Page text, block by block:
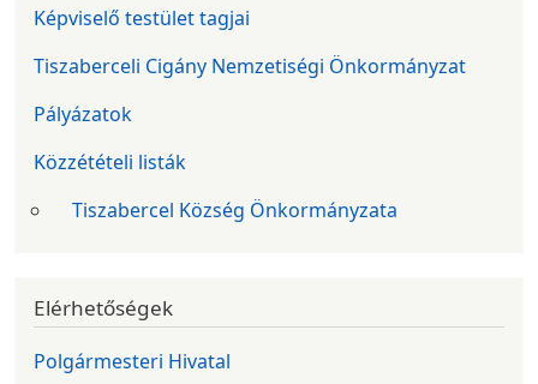
Képviselő testület tagjai
Tiszaberceli Cigány Nemzetiségi Önkormányzat
Pályázatok
Közzétételi listák
Tiszabercel Község Önkormányzata
Elérhetőségek
Polgármesteri Hivatal